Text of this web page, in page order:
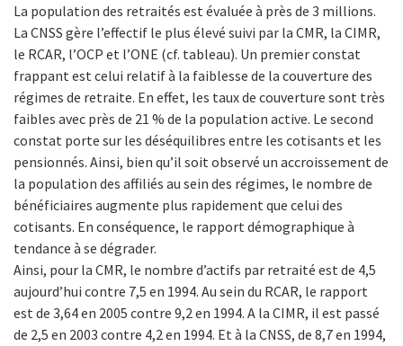
La population des retraités est évaluée à près de 3 millions.
La CNSS gère l’effectif le plus élevé suivi par la CMR, la CIMR,
le RCAR, l’OCP et l’ONE (cf. tableau). Un premier constat
frappant est celui relatif à la faiblesse de la couverture des
régimes de retraite. En effet, les taux de couverture sont très
faibles avec près de 21 % de la population active. Le second
constat porte sur les déséquilibres entre les cotisants et les
pensionnés. Ainsi, bien qu’il soit observé un accroissement de
la population des affiliés au sein des régimes, le nombre de
bénéficiaires augmente plus rapidement que celui des
cotisants. En conséquence, le rapport démographique à
tendance à se dégrader.
Ainsi, pour la CMR, le nombre d’actifs par retraité est de 4,5
aujourd’hui contre 7,5 en 1994. Au sein du RCAR, le rapport
est de 3,64 en 2005 contre 9,2 en 1994. A la CIMR, il est passé
de 2,5 en 2003 contre 4,2 en 1994. Et à la CNSS, de 8,7 en 1994,